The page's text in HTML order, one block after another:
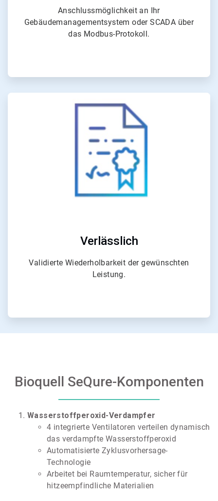
Anschlussmöglichkeit an Ihr
Gebäudemanagementsystem oder SCADA über
das Modbus-Protokoll.
4
Verlässlich
Validierte Wiederholbarkeit der gewünschten
Leistung.
Bioquell SeQure-Komponenten
Wasserstoffperoxid-Verdampfer
4 integrierte Ventilatoren verteilen dynamisch
das verdampfte Wasserstoffperoxid
Automatisierte Zyklusvorhersage-
Technologie
Arbeitet bei Raumtemperatur, sicher für
hitzeempfindliche Materialien